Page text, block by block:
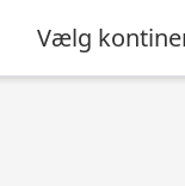
Vælg